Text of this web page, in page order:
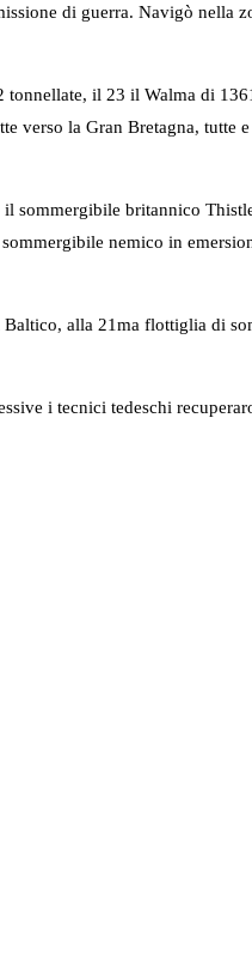
di guerra. Navigò nella
il 23 il Walma di
verso la Gran Bretagna, tutte
sommergibile britannico
nemico in
alla 21ma flottiglia di
i tecnici tedeschi